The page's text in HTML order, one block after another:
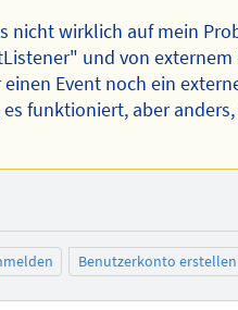
nicht wirklich auf mein
und von externem
Event noch ein
funktioniert, aber
Benutzerkonto erstellen